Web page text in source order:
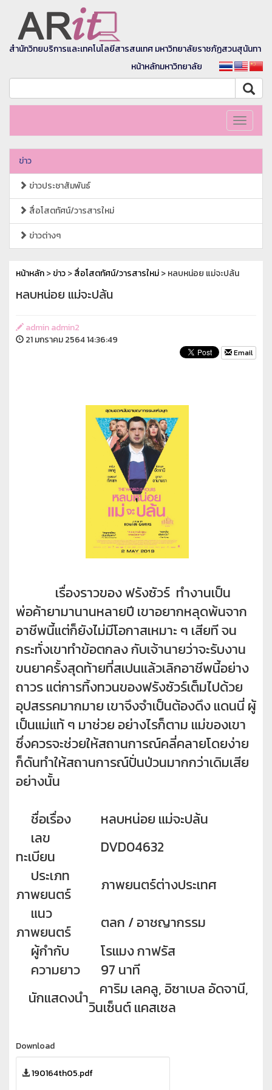
สำนักวิทยบริการและเทคโนโลยีสารสนเทศ มหาวิทยาลัยราชภัฏสวนสุนันทา
หน้าหลักมหาวิทยาลัย
Toggle
ข่าว
ข่าวประชาสัมพันธ์
สื่อโสตทัศน์/วารสารใหม่
ข่าวต่างๆ
หน้าหลัก>ข่าว>สื่อโสตทัศน์/วารสารใหม่> หลบหน่อย แม่จะปล้น
หลบหน่อย แม่จะปล้น
admin admin2
21 มกราคม 2564 14:36:49
Email
เรื่องราวของ ฟรังซัวร์ ทำงานเป็น
พ่อค้ายามานานหลายปี เขาอยากหลุดพ้นจาก
อาชีพนี้แต่ก็ยังไม่มีโอกาสเหมาะ ๆ เสียที จน
กระทั่งเขาทำข้อตกลง กับเจ้านายว่าจะรับงาน
ขนยาครั้งสุดท้ายที่สเปนแล้วเลิกอาชีพนี้อย่าง
ถาวร แต่การทิ้งทวนของฟรังซัวร์เต็มไปด้วย
อุปสรรคมากมาย เขาจึงจำเป็นต้องดึง แดนนี่ ผู้
เป็นแม่แท้ ๆ มาช่วย อย่างไรก็ตาม แม่ของเขา
ซึ่งควรจะช่วยให้สถานการณ์คลี่คลายโดยง่าย
ก็ดันทำให้สถานการณ์ปั่นป่วนมากกว่าเดิมเสีย
อย่างนั้น
ชื่อเรื่อง
หลบหน่อย แม่จะปล้น
เลข
ทะเบียน
DVD04632
ประเภท
ภาพยนตร์
ภาพยนตร์ต่างประเทศ
แนว
ภาพยนตร์
ตลก / อาชญากรรม
ผู้กำกับ
โรแมง กาฟรัส
ความยาว
97 นาที
นักแสดงนำ
คาริม เลคลู, อิซาเบล อัดจานี,
วินเซ็นต์ แคสเซล
Download
190164th05.pdf